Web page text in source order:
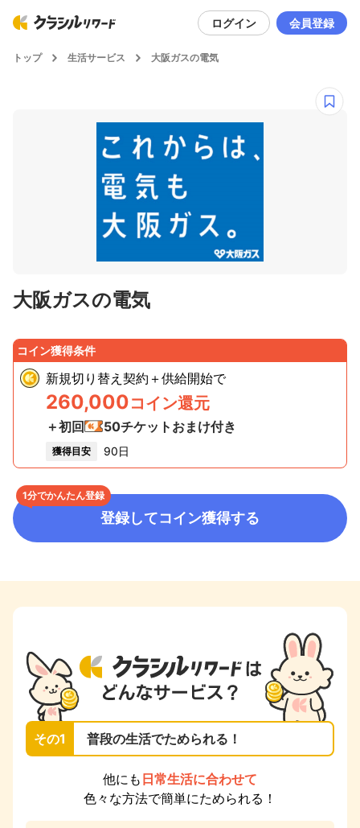
ログイン 会員登録
トップ 生活サービス 大阪ガスの電気
大阪ガスの電気
コイン獲得条件
新規切り替え契約＋供給開始で
260,000コイン還元
＋初回 50チケットおまけ付き
獲得目安 90日
1分でかんたん登録
登録してコイン獲得する
その1 普段の生活でためられる！
他にも 日常生活に合わせて
色々な方法で簡単にためられる！